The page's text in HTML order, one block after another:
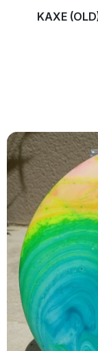
KAXE